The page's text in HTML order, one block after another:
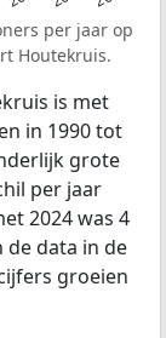
per jaar op
Houtekruis.
is met
in 1990 tot
grote
per jaar
2024 was 4
de data in de
groeien